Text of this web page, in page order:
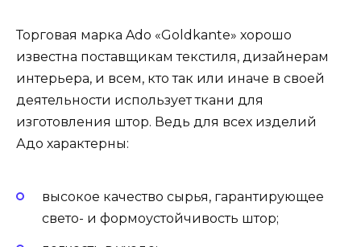
Торговая марка Ado «Goldkante» хорошо
известна поставщикам текстиля, дизайнерам
интерьера, и всем, кто так или иначе в своей
деятельности использует ткани для
изготовления штор. Ведь для всех изделий
Адо характерны:
высокое качество сырья, гарантирующее
свето- и формоустойчивость штор;